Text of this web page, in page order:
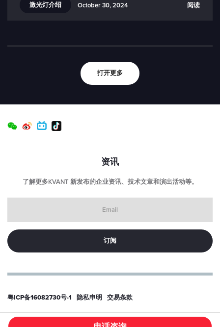
激光灯介绍
October 30, 2024 阅读
打开更多
资讯
了解更多KVANT 新发布的企业资讯、技术文章和演出活动等。
粤ICP备16082730号-1 隐私申明 交易条款
© 2026东莞科旺特激光科技有限公司